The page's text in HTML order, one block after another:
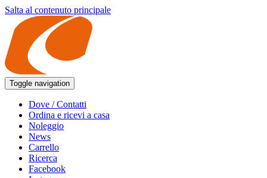
Salta al contenuto principale
Toggle navigation
Dove / Contatti
Ordina e ricevi a casa
Noleggio
News
Carrello
Ricerca
Facebook